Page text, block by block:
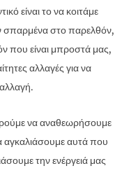
είναι το να κοιτάμε
σπαρμένα στο παρελθόν,
που είναι μπροστά μας,
αλλαγές για να
να αναθεωρήσουμε
αγκαλιάσουμε αυτά που
την ενέργειά μας